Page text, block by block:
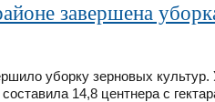
завершена
уборку зерновых культур.
14,8 центнера с